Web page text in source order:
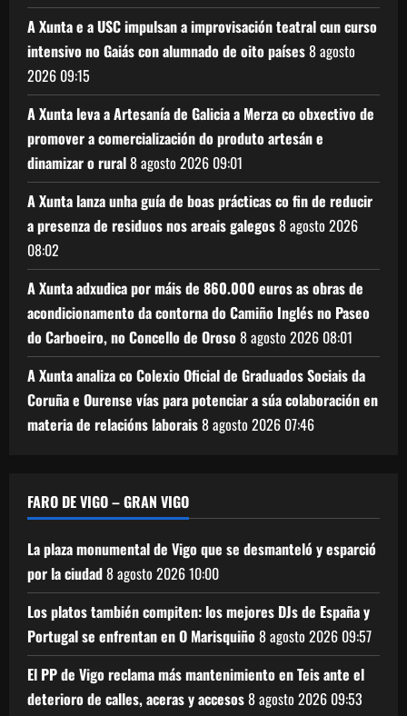
A Xunta e a USC impulsan a improvisación teatral cun curso
intensivo no Gaiás con alumnado de oito países8 agosto
2026 09:15
A Xunta leva a Artesanía de Galicia a Merza co obxectivo de
promover a comercialización do produto artesán e
dinamizar o rural8 agosto 2026 09:01
A Xunta lanza unha guía de boas prácticas co fin de reducir
a presenza de residuos nos areais galegos8 agosto 2026
08:02
A Xunta adxudica por máis de 860.000 euros as obras de
acondicionamento da contorna do Camiño Inglés no Paseo
do Carboeiro, no Concello de Oroso8 agosto 2026 08:01
A Xunta analiza co Colexio Oficial de Graduados Sociais da
Coruña e Ourense vías para potenciar a súa colaboración en
materia de relacións laborais8 agosto 2026 07:46
FARO DE VIGO – GRAN VIGO
La plaza monumental de Vigo que se desmanteló y esparció
por la ciudad8 agosto 202610:00
Los platos también compiten: los mejores DJs de España y
Portugal se enfrentan en O Marisquiño8 agosto 2026 09:57
El PP de Vigo reclama más mantenimiento en Teis ante el
deterioro de calles, aceras y accesos8 agosto 2026 09:53